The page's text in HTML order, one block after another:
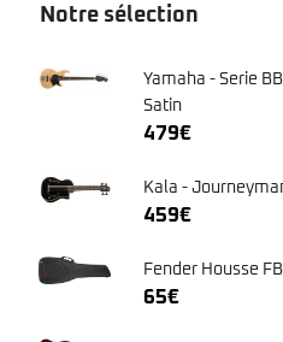
Notre sélection
Yamaha - Serie
Satin
479€
Kala -
459€
Fender Housse
65€